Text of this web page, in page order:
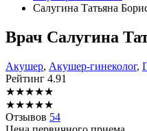
Салугина Татьяна
Врач Салугина
Акушер, Акушер-гинеколог,
Рейтинг 4.91
★★★★★
★★★★★
Отзывов 54